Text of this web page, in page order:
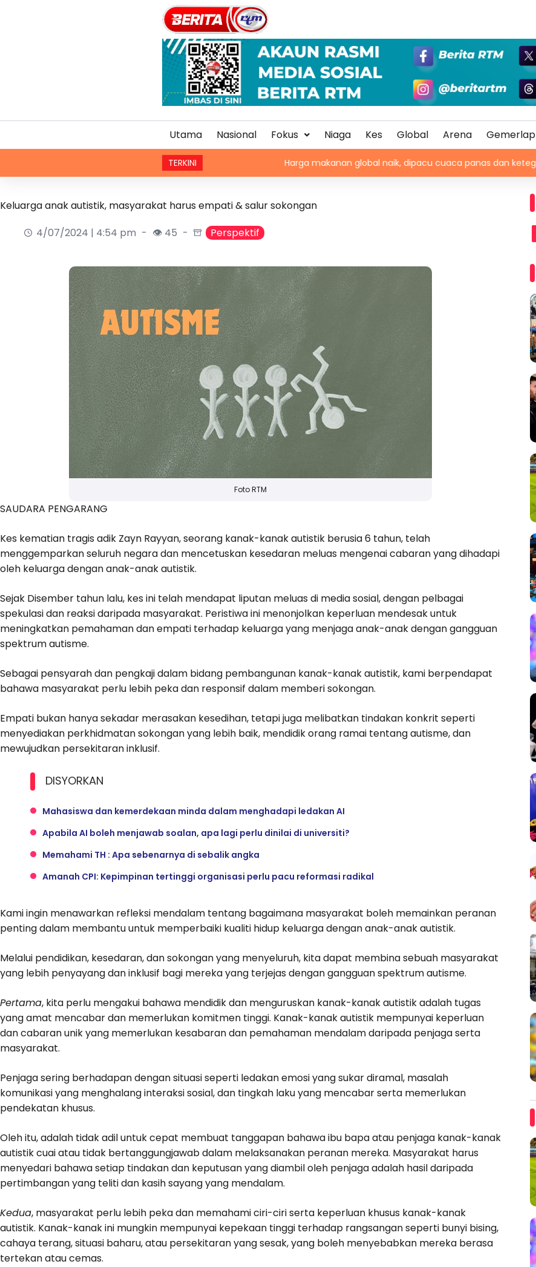
Utama Nasional Fokus Niaga Kes Global Arena Gemerlap
TERKINI Harga makanan global naik, dipacu cuaca panas dan ketegangan geopolitik
Keluarga anak autistik, masyarakat harus empati & salur sokongan
4/07/2024 | 4:54 pm
👁 45 Perspektif
Foto RTM
SAUDARA PENGARANG
Kes kematian tragis adik Zayn Rayyan, seorang kanak-kanak autistik berusia 6 tahun, telah
menggemparkan seluruh negara dan mencetuskan kesedaran meluas mengenai cabaran yang dihadapi
oleh keluarga dengan anak-anak autistik.
Sejak Disember tahun lalu, kes ini telah mendapat liputan meluas di media sosial, dengan pelbagai
spekulasi dan reaksi daripada masyarakat. Peristiwa ini menonjolkan keperluan mendesak untuk
meningkatkan pemahaman dan empati terhadap keluarga yang menjaga anak-anak dengan gangguan
spektrum autisme.
Sebagai pensyarah dan pengkaji dalam bidang pembangunan kanak-kanak autistik, kami berpendapat
bahawa masyarakat perlu lebih peka dan responsif dalam memberi sokongan.
Empati bukan hanya sekadar merasakan kesedihan, tetapi juga melibatkan tindakan konkrit seperti
menyediakan perkhidmatan sokongan yang lebih baik, mendidik orang ramai tentang autisme, dan
mewujudkan persekitaran inklusif.
DISYORKAN
Mahasiswa dan kemerdekaan minda dalam menghadapi ledakan AI
Apabila AI boleh menjawab soalan, apa lagi perlu dinilai di universiti?
Memahami TH : Apa sebenarnya di sebalik angka
Amanah CPI: Kepimpinan tertinggi organisasi perlu pacu reformasi radikal
Kami ingin menawarkan refleksi mendalam tentang bagaimana masyarakat boleh memainkan peranan
penting dalam membantu untuk memperbaiki kualiti hidup keluarga dengan anak-anak autistik.
Melalui pendidikan, kesedaran, dan sokongan yang menyeluruh, kita dapat membina sebuah masyarakat
yang lebih penyayang dan inklusif bagi mereka yang terjejas dengan gangguan spektrum autisme.
Pertama, kita perlu mengakui bahawa mendidik dan menguruskan kanak-kanak autistik adalah tugas
yang amat mencabar dan memerlukan komitmen tinggi. Kanak-kanak autistik mempunyai keperluan
dan cabaran unik yang memerlukan kesabaran dan pemahaman mendalam daripada penjaga serta
masyarakat.
Penjaga sering berhadapan dengan situasi seperti ledakan emosi yang sukar diramal, masalah
komunikasi yang menghalang interaksi sosial, dan tingkah laku yang mencabar serta memerlukan
pendekatan khusus.
Oleh itu, adalah tidak adil untuk cepat membuat tanggapan bahawa ibu bapa atau penjaga kanak-kanak
autistik cuai atau tidak bertanggungjawab dalam melaksanakan peranan mereka. Masyarakat harus
menyedari bahawa setiap tindakan dan keputusan yang diambil oleh penjaga adalah hasil daripada
pertimbangan yang teliti dan kasih sayang yang mendalam.
Kedua, masyarakat perlu lebih peka dan memahami ciri-ciri serta keperluan khusus kanak-kanak
autistik. Kanak-kanak ini mungkin mempunyai kepekaan tinggi terhadap rangsangan seperti bunyi bising,
cahaya terang, situasi baharu, atau persekitaran yang sesak, yang boleh menyebabkan mereka berasa
tertekan atau cemas.